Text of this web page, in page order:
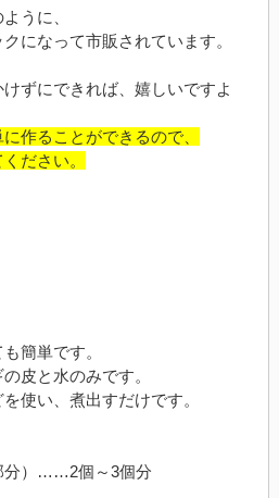
うに、
になって市販されています。
ずにできれば、嬉しいですよ
作ることができるので、
ださい。
簡単です。
皮と水のみです。
使い、煮出すだけです。
分）……2個～3個分